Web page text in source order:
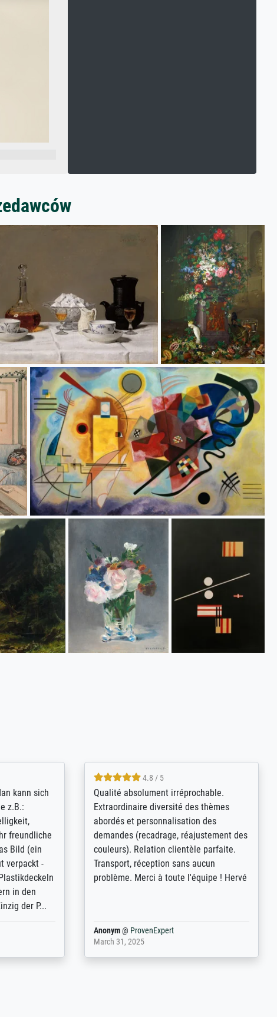
kann sich
z.B.:
freundliche
Bild (ein
verpackt -
in den
der P...
4.8 / 5
Qualité absolument irréprochable.
Extraordinaire diversité des thèmes
abordés et personnalisation des
demandes (recadrage, réajustement des
couleurs). Relation clientèle parfaite.
Transport, réception sans aucun
problème. Merci à toute l'équipe ! Hervé
Anonym@ ProvenExpert
March 31, 2025